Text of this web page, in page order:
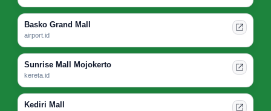
Basko Grand Mall
airport.id
Sunrise Mall Mojokerto
kereta.id
Kediri Mall